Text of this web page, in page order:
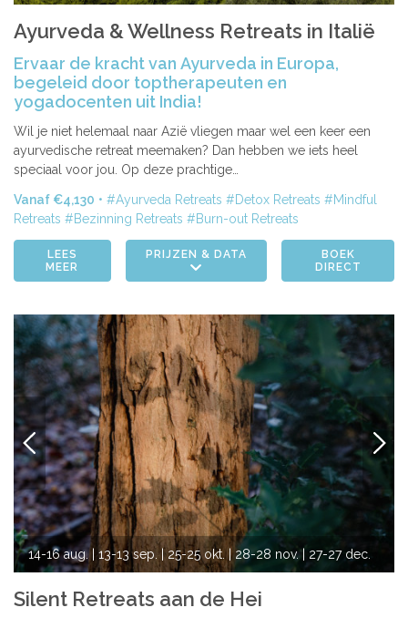
| 16-23 nov.
Ayurveda & Wellness Retreats in Italië
Ervaar de kracht van Ayurveda in Europa,
begeleid door toptherapeuten en
yogadocenten uit India!
Wil je niet helemaal naar Azië vliegen maar wel een keer een
ayurvedische retreat meemaken? Dan hebben we iets heel
speciaal voor jou. Op deze prachtige…
Vanaf €4,130 Ayurveda Retreats Detox Retreats
Mindful
Retreats
Bezinning Retreats Burn-out Retreats
LEES
MEER
PRIJZEN & DATA
BOEK
DIRECT
VORIGE
14-16 aug.| 13-13 sep. | 25-25 okt.| 28-28 nov.| 27-27 dec.
Silent Retreats aan de Hei